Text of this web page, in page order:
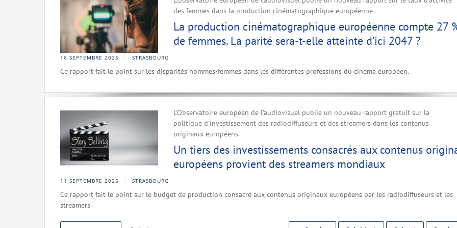
des femmes dans la production cinématographique européenne
La production cinématographique européenne compte 27
de femmes. La parité sera-t-elle atteinte d’ici 2047 ?
16 SEPTEMBRE 2025 STRASBOURG
Ce rapport fait le point sur les disparités hommes-femmes dans les différentes professions du cinéma européen.
L’Observatoire européen de l’audiovisuel publie un nouveau rapport gratuit sur la
politique d’investissement des radiodiffuseurs et des streamers dans les contenus
originaux européens.
Un tiers des investissements consacrés aux contenus
européens provient des streamers mondiaux
11 SEPTEMBRE 2025 STRASBOURG
Ce rapport fait le point sur le budget de production consacré aux contenus originaux européens par les radiodiffuseurs et les
streamers.